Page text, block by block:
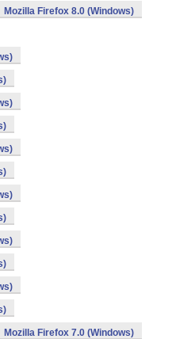
Mozilla Firefox 8.0 (Windows)
Mozilla Firefox 7.0 (Windows)